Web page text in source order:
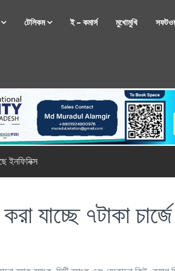
টেলিকম ই – কমার্স মুখোমুখি
আসছে রিয়েলমি
যাচ্ছে ৭টাকা চার্জে